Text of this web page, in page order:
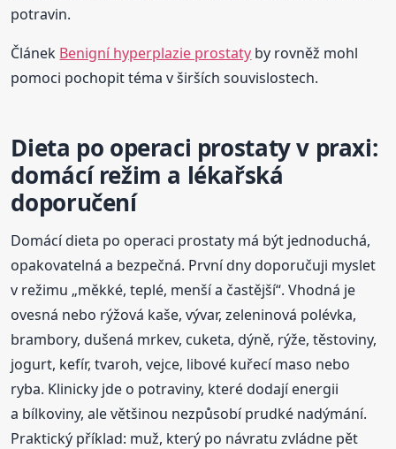
potravin.
Článek Benigní hyperplazie prostaty by rovněž mohl
pomoci pochopit téma v širších souvislostech.
Dieta po operaci prostaty v praxi:
domácí režim a lékařská
doporučení
Domácí dieta po operaci prostaty má být jednoduchá,
opakovatelná a bezpečná. První dny doporučuji myslet
v režimu „měkké, teplé, menší a častější“. Vhodná je
ovesná nebo rýžová kaše, vývar, zeleninová polévka,
brambory, dušená mrkev, cuketa, dýně, rýže, těstoviny,
jogurt, kefír, tvaroh, vejce, libové kuřecí maso nebo
ryba. Klinicky jde o potraviny, které dodají energii
a bílkoviny, ale většinou nezpůsobí prudké nadýmání.
Praktický příklad: muž, který po návratu zvládne pět